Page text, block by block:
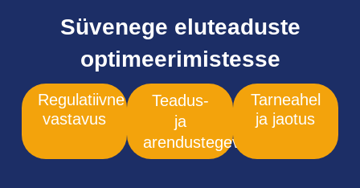
Süvenege eluteaduste
optimeerimistesse
Regulatiivne
vastavus
Teadus-
ja
arendustegevus
Tarneahel
ja jaotus